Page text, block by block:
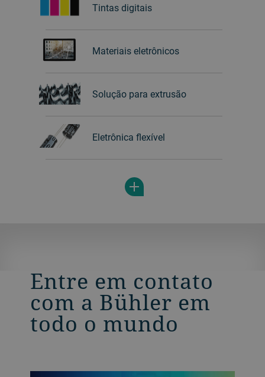
Tintas digitais
Materiais eletrônicos
Solução para extrusão
Eletrônica flexível
Entre em contato
com a Bühler em
todo o mundo